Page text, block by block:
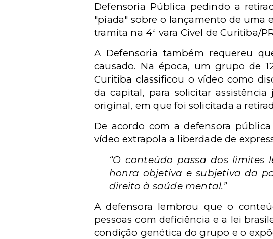
Defensoria Pública pedindo a
"piada" sobre o lançamento de uma
tramita na 4ª vara Cível de Curitiba/
A Defensoria também requereu
causado. Na época, um grupo de
Curitiba classificou o vídeo como
da capital, para solicitar
original, em que foi solicitada a
De acordo com a defensora
vídeo extrapola a liberdade de
“O conteúdo passa dos
honra objetiva e subjetiva da
direito à saúde mental.”
A defensora lembrou que o
pessoas com deficiência e a lei
condição genética do grupo e o